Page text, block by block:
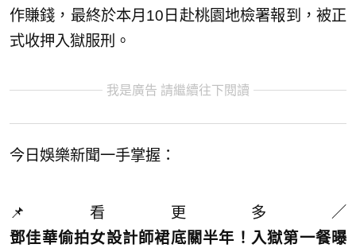
作賺錢，最終於本月10日赴桃園地檢署報到，被正
式收押入獄服刑。
我是廣告 請繼續往下閱讀
今日娛樂新聞一手掌握：
📌看更多／
鄧佳華偷拍女設計師裙底關半年！入獄第一餐曝